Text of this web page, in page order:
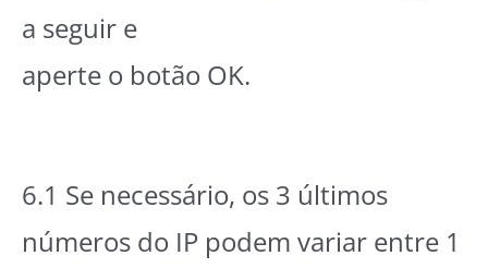
a seguir e
aperte o botão OK.
6.1 Se necessário, os 3 últimos
números do IP podem variar entre 1